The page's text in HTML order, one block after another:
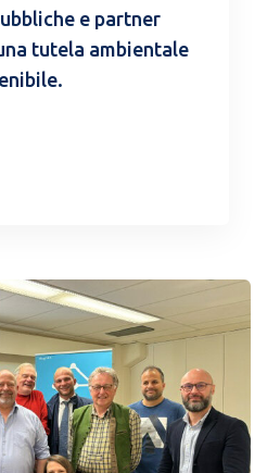
e partner
tutela ambientale